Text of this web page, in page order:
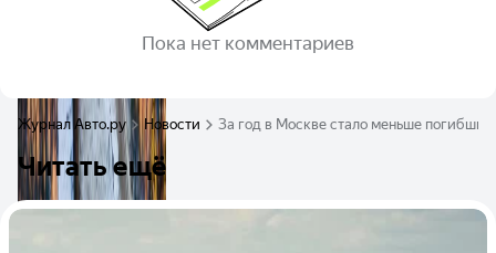
Пока нет комментариев
Журнал Авто.ру Новости За год в Москве стало меньше
Читать ещё